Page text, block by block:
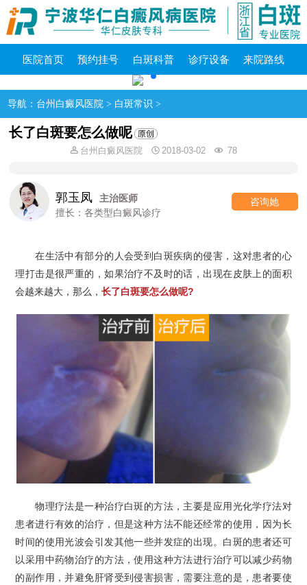
医院首页 预约挂号 白斑科普 诊疗设备 来院路线
导航： 台州白癜风医院 > 白斑常识 >
长了白斑要怎么做呢
台州白癜风医院 2018-03-02 78
郭玉凤
主治医师
擅长：各类型白癜风诊疗
咨询她
在生活中有部分的人会受到白斑疾病的侵害，这对患者的心
理打击是很严重的，如果治疗不及时的话，出现在皮肤上的面积
会越来越大，那么，长了白斑要怎么做呢?
物理疗法是一种治疗白斑的方法，主要是应用光化学疗法对
患者进行有效的治疗，但是这种方法不能还经常的使用，因为长
时间的使用光波会引发其他一些并发症的出现。白斑的患者还可
以采用中药物治疗的方法，使用这种方法进行治疗可以减少药物
的副作用，并避免肝肾受到侵害损害，需要注意的是，患者要使